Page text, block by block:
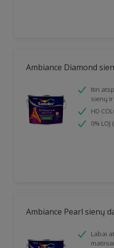
Ambiance Diamond
Itin
sienų
HD
0%
Ambiance Pearl sienų
Labai